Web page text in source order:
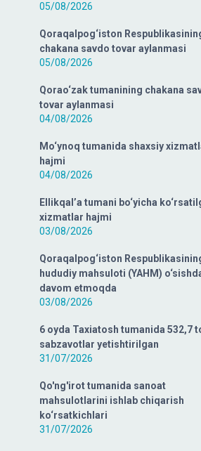
05/08/2026
Qoraqalpog‘iston
chakana savdo tovar aylanmasi
05/08/2026
Qorao‘zak tumanining chakana
tovar aylanmasi
04/08/2026
Mo‘ynoq tumanida shaxsiy
hajmi
04/08/2026
Ellikqal’a tumani bo‘yicha
xizmatlar hajmi
03/08/2026
Qoraqalpog‘iston
hududiy mahsuloti (YAHM)
davom etmoqda
03/08/2026
6 oyda Taxiatosh tumanida 532,7
sabzavotlar yetishtirilgan
31/07/2026
Qo'ng'irot tumanida sanoat
mahsulotlarini ishlab chiqarish
ko‘rsatkichlari
31/07/2026